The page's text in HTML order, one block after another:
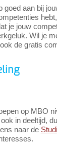
aan bij
je jouw
Wil je
de gratis
op MBO
in deeltijd,
naar de